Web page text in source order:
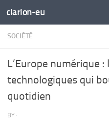
Skip to content
clarion-eu
SOCIÉTÉ
L’Europe numérique
technologiques qui
quotidien
BY ·